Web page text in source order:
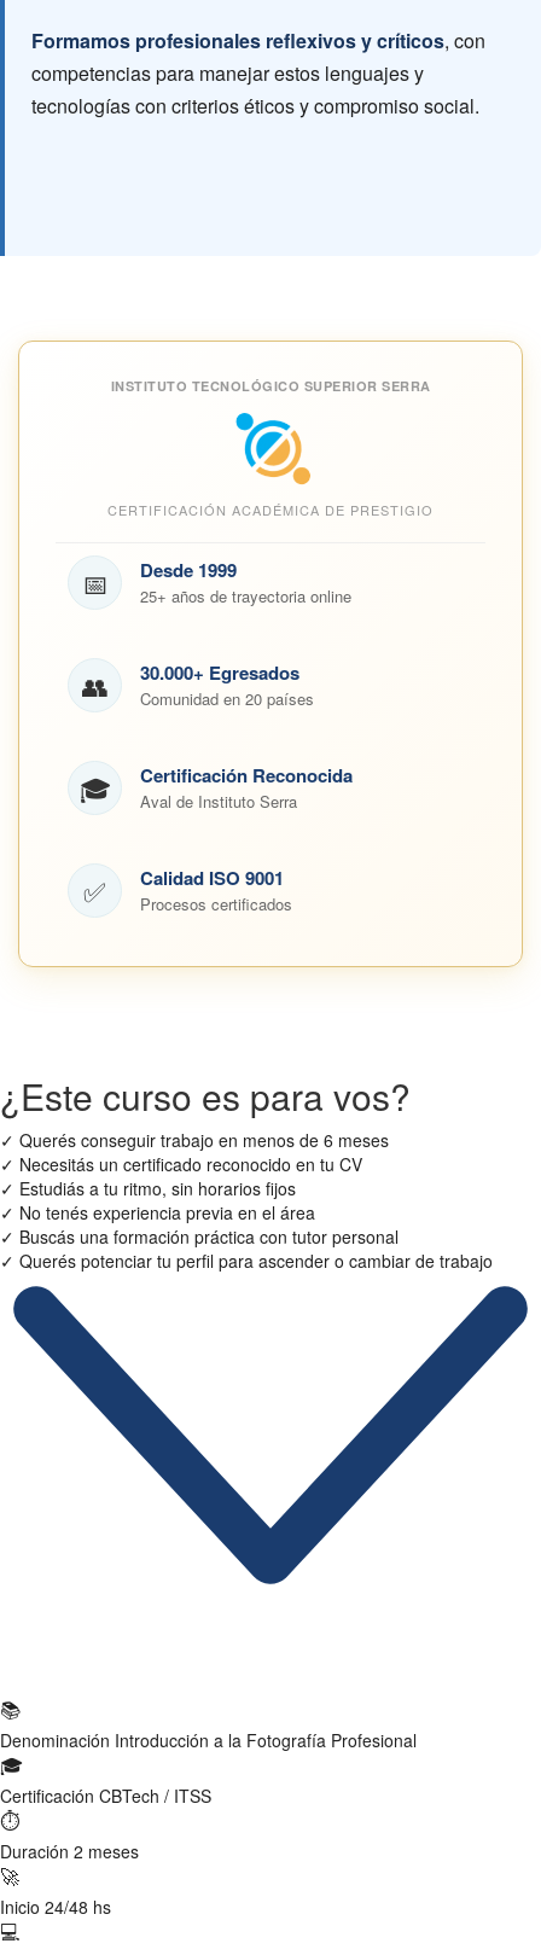
Formamos profesionales reflexivos y críticos, con
competencias para manejar estos lenguajes y
tecnologías con criterios éticos y compromiso social.
INSTITUTO TECNOLÓGICO SUPERIOR SERRA
CERTIFICACIÓN ACADÉMICA DE PRESTIGIO
📅 Desde 1999
25+ años de trayectoria online
👥 30.000+ Egresados
Comunidad en 20 países
🎓 Certificación Reconocida
Aval de Instituto Serra
✅ Calidad ISO 9001
Procesos certificados
¿Este curso es para vos?
✓ Querés conseguir trabajo en menos de 6 meses
✓ Necesitás un certificado reconocido en tu CV
✓ Estudiás a tu ritmo, sin horarios fijos
✓ No tenés experiencia previa en el área
✓ Buscás una formación práctica con tutor personal
✓ Querés potenciar tu perfil para ascender o cambiar de trabajo
📚
Denominación Introducción a la Fotografía Profesional
🎓
Certificación CBTech / ITSS
⏱
Duración 2 meses
🚀
Inicio 24/48 hs
💻